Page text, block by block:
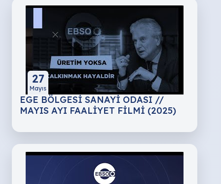
27
Mayıs
EGE BÖLGESİ SANAYİ ODASI //
MAYIS AYI FAALİYET FİLMİ (2025)